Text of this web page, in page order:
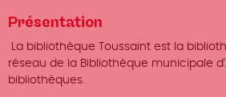
Présentation
La bibliothèque Toussaint est la
réseau de la Bibliothèque municipale
bibliothèques.